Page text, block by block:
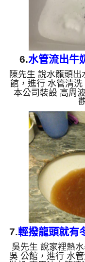
6.水管流出牛
陳先生 說水龍頭
館，進行 水管清洗
本公司裝設 高周
管，等了約15分，
式，一洗水管就流
變大出水也沒味
會產生鐵鏽跟泥沙
地下水含有氧化錳
的水會跟石油一樣
面有銅的物質，生
為
7.輕撥龍頭就有
吳先生 說家裡熱
吳 公館，進行 水